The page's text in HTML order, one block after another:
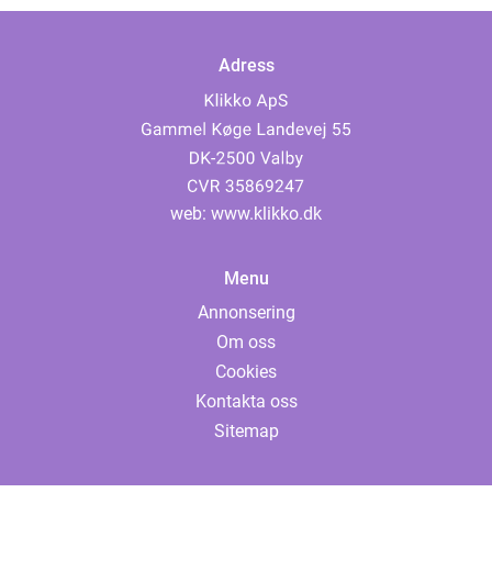
Adress
web: www.klikko.dk
Menu
Annonsering
Om oss
Cookies
Kontakta oss
Sitemap